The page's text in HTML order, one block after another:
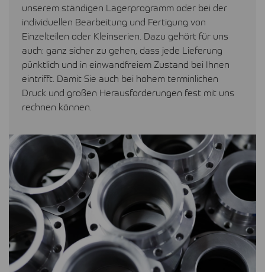
unserem ständigen Lagerprogramm oder bei der
individuellen Bearbeitung und Fertigung von
Einzelteilen oder Kleinserien. Dazu gehört für uns
auch: ganz sicher zu gehen, dass jede Lieferung
pünktlich und in einwandfreiem Zustand bei Ihnen
eintrifft. Damit Sie auch bei hohem terminlichen
Druck und großen Herausforderungen fest mit uns
rechnen können.